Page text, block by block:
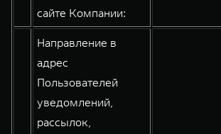
сайте Компании:
Направление в
адрес
Пользователей
уведомлений,
рассылок,